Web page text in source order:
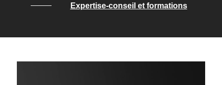
Expertise-conseil et formations